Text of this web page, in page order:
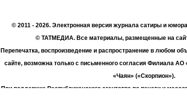
© 2011 - 2026. Электронная версия журнала сатиры и
© ТАТМЕДИА. Все материалы, размещенные на
Перепечатка, воспроизведение и распространение в любом
сайте, возможна только с письменного согласия Филиала
«Чаян» («Скорпион»).
При поддержке Республиканского агентства по печати и